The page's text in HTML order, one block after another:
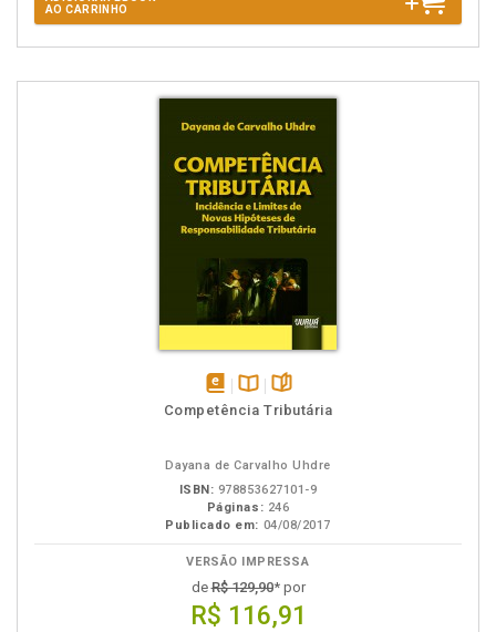
AO CARRINHO
disponívelDisponível
páginas
Competência Tributária
Dayana de Carvalho Uhdre
ISBN: 978853627101-9
Páginas: 246
Publicado em: 04/08/2017
VERSÃO IMPRESSA
deR$ 129,90* por
R$ 116,91